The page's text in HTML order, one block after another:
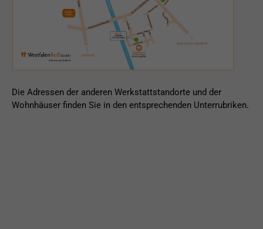
Die Adressen der anderen Werkstattstandorte und der
Wohnhäuser finden Sie in den entsprechenden Unterrubriken.